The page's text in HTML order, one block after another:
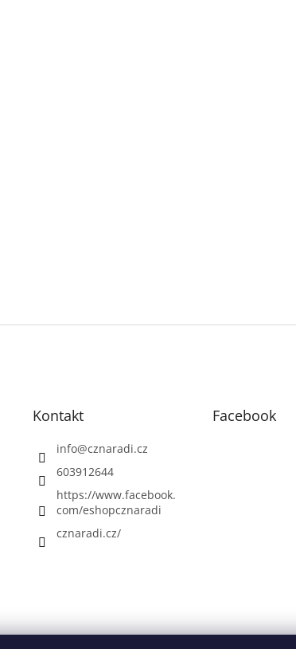
Kontakt
info@cznaradi.cz
603912644
https://www.facebook.
com/eshopcznaradi
cznaradi.cz/
Facebook